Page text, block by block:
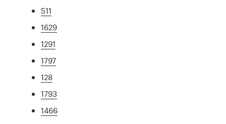
511
1629
1291
1797
128
1793
1466